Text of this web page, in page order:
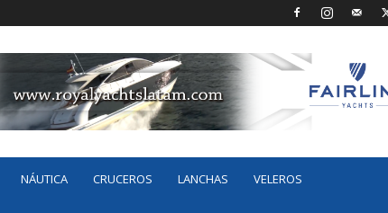
NÁUTICA CRUCEROS LANCHAS VELEROS